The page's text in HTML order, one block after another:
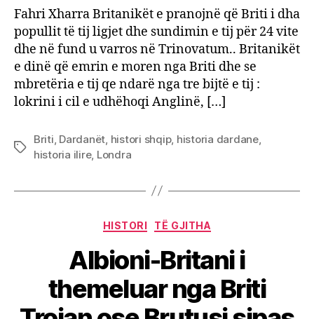
dhe
Fahri Xharra Britanikët e pranojnë që Briti i dha
popullit të tij ligjet dhe sundimin e tij për 24 vite
dhe në fund u varros në Trinovatum.. Britanikët
e dinë që emrin e moren nga Briti dhe se
mbretëria e tij qe ndarë nga tre bijtë e tij :
lokrini i cil e udhëhoqi Anglinë, […]
Tags
Briti Dardanët histori shqip, historia dardane,
historia ilire, Londra
Categories
HISTORI TË GJITHA
Albioni-Britani i
themeluar nga Briti